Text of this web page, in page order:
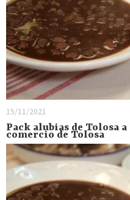
15/11/2021
Pack alubias de Tolosa
comercio de Tolosa